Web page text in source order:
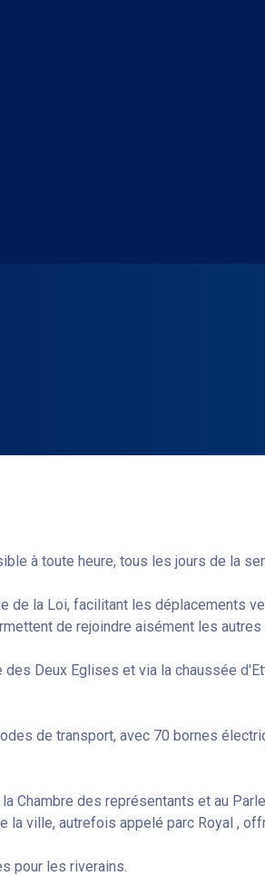
à toute heure, tous les jours de la
de la Loi, facilitant les déplacements
de rejoindre aisément les autres
Deux Eglises et via la chaussée
de transport, avec 70 bornes
Chambre des représentants et au
la ville, autrefois appelé parc Royal ,
pour les riverains.